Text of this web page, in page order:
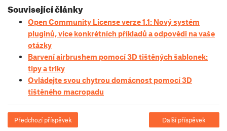
Související články
Open Community License verze 1.1: Nový systém
pluginů, více konkrétních příkladů a odpovědi na vaše
otázky
Barvení airbrushem pomocí 3D tištěných šablonek:
tipy a triky
Ovládejte svou chytrou domácnost pomocí 3D
tištěného macropadu
Předchozí příspěvek Další příspěvek